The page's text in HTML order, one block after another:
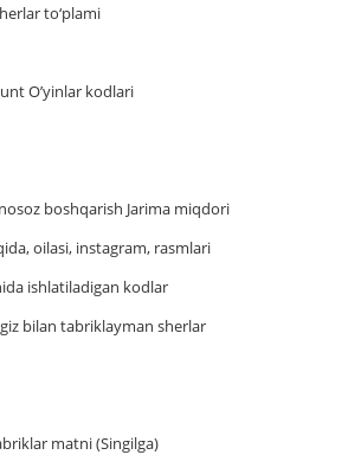
to‘plami
O’yinlar kodlari
boshqаrish Jаrimа miqdori
oilasi, instagram, rasmlari
ishlatiladigan kodlar
bilan tabriklayman sherlar
matni (Singilga)